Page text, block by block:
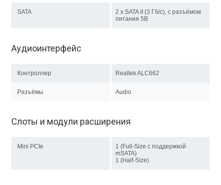
SATA
2 x SATA II (3 Гб/с), с разъёмом
питания 5В
Аудиоинтерфейс
Контроллер Realtek ALC662
Разъёмы Audio
Слоты и модули расширения
Mini PCIe
1 (Full-Size c поддержкой
mSATA)
1 (Half-Size)